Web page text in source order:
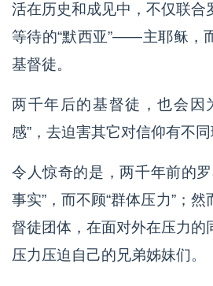
活在历史和成见中，不仅联合
等待的“默西亚”——主耶稣，
基督徒。
两千年后的基督徒，也会因
感”，去迫害其它对信仰有不同
令人惊奇的是，两千年前的
事实”，而不顾“群体压力”；
督徒团体，在面对外在压力的
压力压迫自己的兄弟姊妹们。